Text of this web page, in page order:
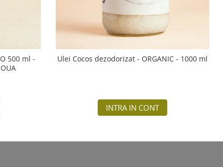
500 ml -
Ulei Cocos dezodorizat - ORGANIC - 1000 ml
INTRA IN CONT